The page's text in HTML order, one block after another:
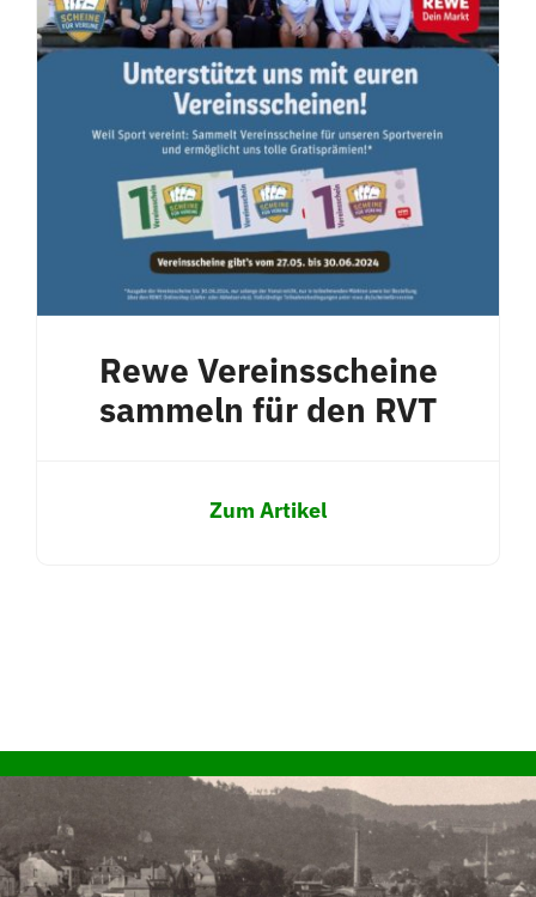
Rewe Vereinsscheine
sammeln für den RVT
Zum Artikel